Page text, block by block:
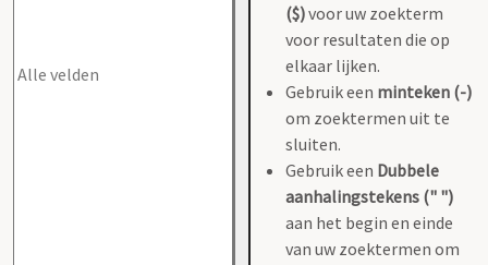
($)voor uw zoekterm
voor resultaten die op
elkaar lijken.
Gebruik een minteken (-)
om zoektermen uit te
sluiten.
Gebruik een Dubbele
aanhalingstekens (" ")
aan het begin en einde
van uw zoektermen om